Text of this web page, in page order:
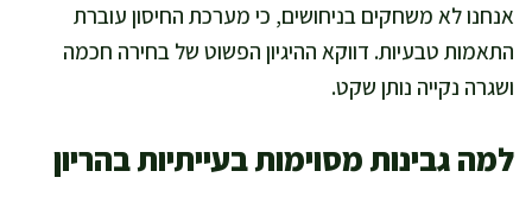
אנחנו לא משחקים בניחושים, כי מערכת החיסון עוברת
התאמות טבעיות. דווקא ההיגיון הפשוט של בחירה חכמה
ושגרה נקייה נותן שקט.
למה גבינות מסוימות בעייתיות בהריון